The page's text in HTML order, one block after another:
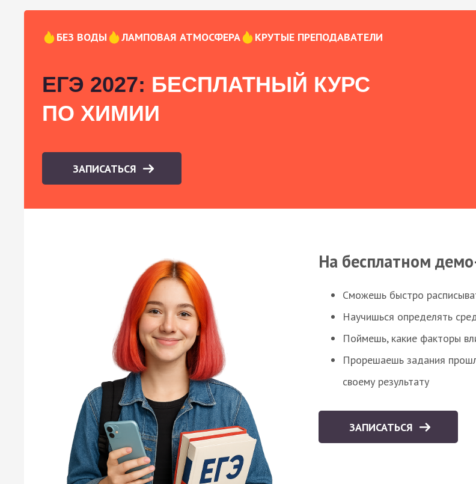
БЕЗ ВОДЫ ЛАМПОВАЯ АТМОСФЕРА КРУТЫЕ ПРЕПОДАВАТЕЛИ
ЕГЭ 2027: БЕСПЛАТНЫЙ КУРС
ПО ХИМИИ
ЗАПИСАТЬСЯ
На бесплатном
Сможешь быстро
Научишься определять
Поймешь, какие факторы
Прорешаешь задания
своему результату
ЗАПИСАТЬСЯ